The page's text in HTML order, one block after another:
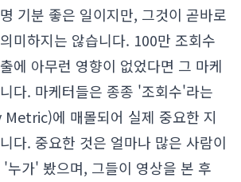
기분 좋은 일이지만, 그것이 곧바로
미하지는 않습니다. 100만 조회수
에 아무런 영향이 없었다면 그 마케
다. 마케터들은 종종 '조회수'라는
에 매몰되어 실제 중요한 지
다. 중요한 것은 얼마나 많은 사람이
누가' 봤으며, 그들이 영상을 본 후